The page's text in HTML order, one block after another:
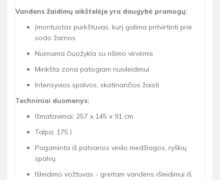
Vandens žaidimų aikštelėje yra daugybė pramogų:
Įmontuotas purkštuvas, kurį galima pritvirtinti prie
sodo žarnos
Nuimama čiuožykla su rišimo virvėmis
Minkšta zona patogiam nusileidimui
Intensyvios spalvos, skatinančios žaisti
Techniniai duomenys:
Išmatavimai: 257 x 145 x 91 cm
Talpa: 175 l
Pagaminta iš patvarios vinilo medžiagos, ryškių
spalvų
Išleidimo vožtuvas - greitam vandens išleidimui iš